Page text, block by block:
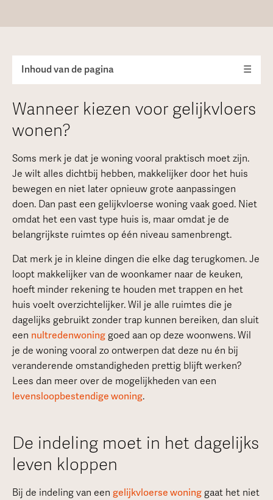
Inhoud van de pagina ☰
Wanneer kiezen voor gelijkvloers
wonen?
Soms merk je dat je woning vooral praktisch moet zijn.
Je wilt alles dichtbij hebben, makkelijker door het huis
bewegen en niet later opnieuw grote aanpassingen
doen. Dan past een gelijkvloerse woning vaak goed. Niet
omdat het een vast type huis is, maar omdat je de
belangrijkste ruimtes op één niveau samenbrengt.
Dat merk je in kleine dingen die elke dag terugkomen. Je
loopt makkelijker van de woonkamer naar de keuken,
hoeft minder rekening te houden met trappen en het
huis voelt overzichtelijker. Wil je alle ruimtes die je
dagelijks gebruikt zonder trap kunnen bereiken, dan sluit
een nultredenwoninggoed aan op deze woonwens. Wil
je de woning vooral zo ontwerpen dat deze nu én bij
veranderende omstandigheden prettig blijft werken?
Lees dan meer over de mogelijkheden van een
levensloopbestendige woning.
De indeling moet in het dagelijks
leven kloppen
Bij de indeling van een gelijkvloerse woninggaat het niet